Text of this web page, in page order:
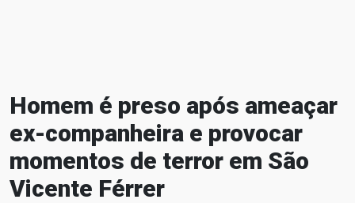
Homem é preso após ameaçar
ex-companheira e provocar
momentos de terror em São
Vicente Férrer